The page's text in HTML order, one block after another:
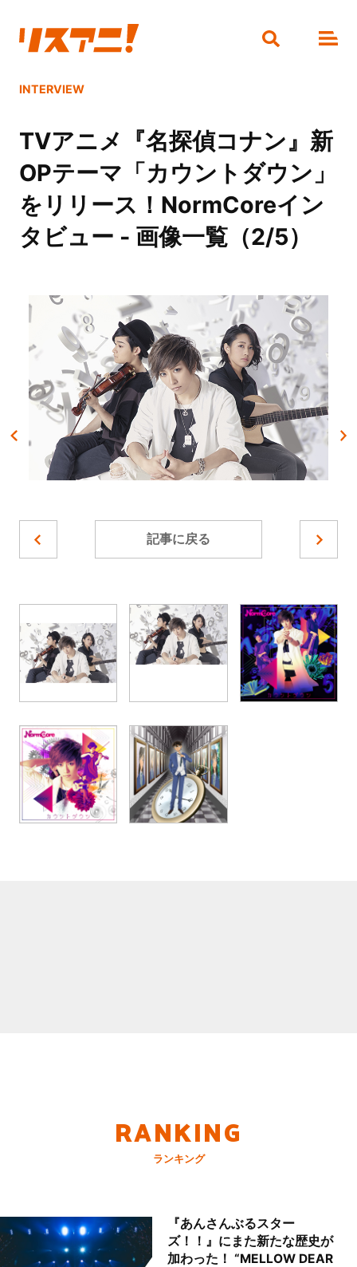
INTERVIEW
TVアニメ『名探偵コナン』新
OPテーマ「カウントダウン」
をリリース！NormCoreイン
タビュー - 画像一覧（2/5）
記事に戻る
RANKING
ランキング
『あんさんぶるスター
ズ！！』にまた新たな歴史が
加わった！ “MELLOW DEAR